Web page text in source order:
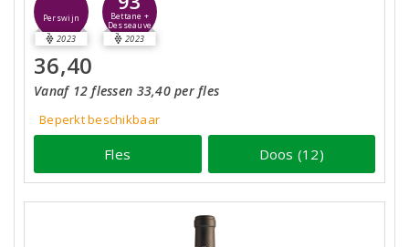
Perswijn
2023
Bettane +
Desseauve
2023
36,40
Vanaf 12 flessen 33,40 per fles
Beperkt beschikbaar
Fles Doos (12)